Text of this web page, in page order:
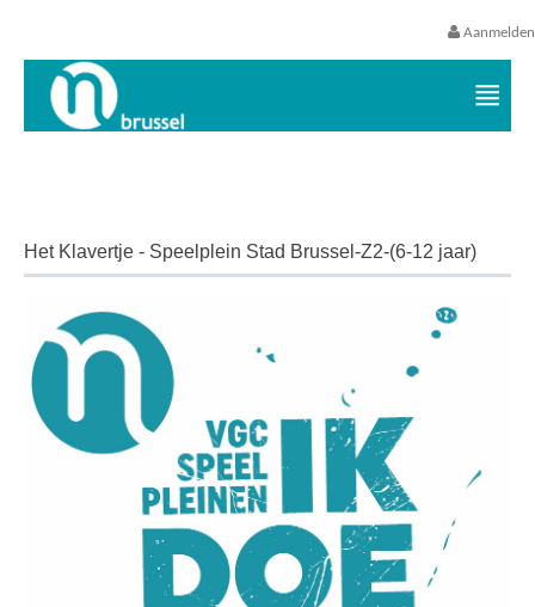
Aanmelden
Het Klavertje - Speelplein Stad Brussel-Z2-(6-12 jaar)